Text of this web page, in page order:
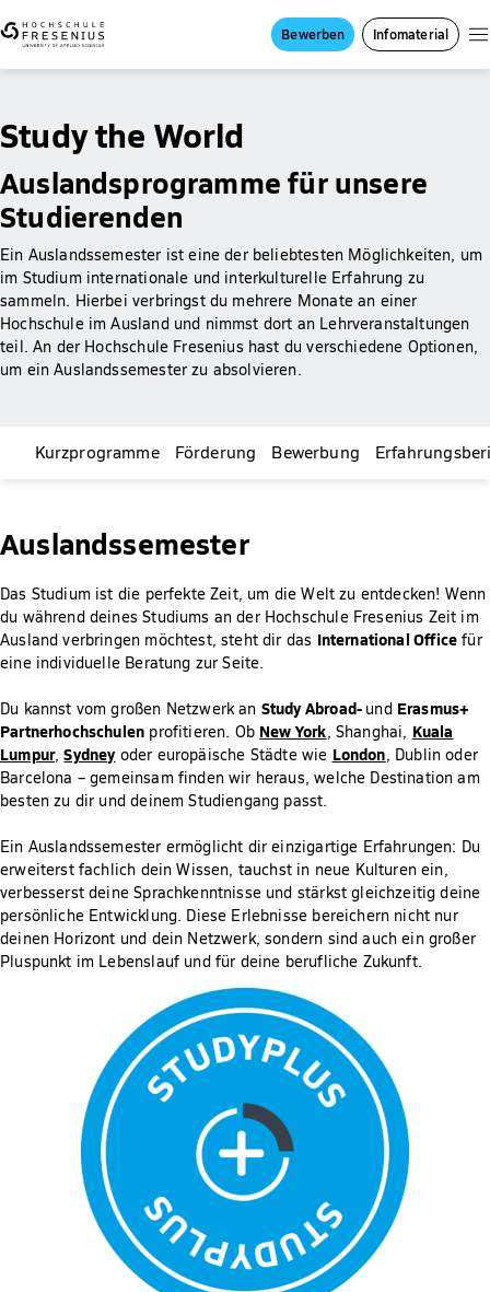
Bewerben Infomaterial
Study the World
Auslandsprogramme für unsere
Studierenden
Ein Auslandssemester ist eine der beliebtesten Möglichkeiten, um
im Studium internationale und interkulturelle Erfahrung zu
sammeln. Hierbei verbringst du mehrere Monate an einer
Hochschule im Ausland und nimmst dort an Lehrveranstaltungen
teil. An der Hochschule Fresenius hast du verschiedene Optionen,
um ein Auslandssemester zu absolvieren.
Kurzprogramme Förderung Bewerbung
Auslandssemester
Das Studium ist die perfekte Zeit, um die Welt zu entdecken! Wenn
du während deines Studiums an der Hochschule Fresenius Zeit im
Ausland verbringen möchtest, steht dir das International Office für
eine individuelle Beratung zur Seite.
Du kannst vom großen Netzwerk an Study Abroad- und Erasmus+
Partnerhochschulen profitieren. Ob New York, Shanghai, Kuala
Lumpur,Sydney oder europäische Städte wie London, Dublin oder
Barcelona – gemeinsam finden wir heraus, welche Destination am
besten zu dir und deinem Studiengang passt.
Ein Auslandssemester ermöglicht dir einzigartige Erfahrungen: Du
erweiterst fachlich dein Wissen, tauchst in neue Kulturen ein,
verbesserst deine Sprachkenntnisse und stärkst gleichzeitig deine
persönliche Entwicklung. Diese Erlebnisse bereichern nicht nur
deinen Horizont und dein Netzwerk, sondern sind auch ein großer
Pluspunkt im Lebenslauf und für deine berufliche Zukunft.